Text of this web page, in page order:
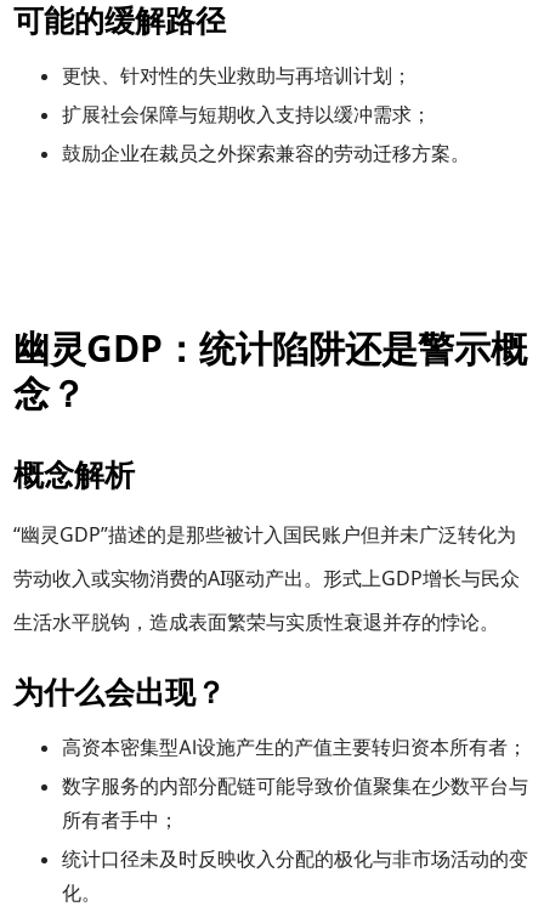
可能的缓解路径
更快、针对性的失业救助与再培训计划；
扩展社会保障与短期收入支持以缓冲需求；
鼓励企业在裁员之外探索兼容的劳动迁移方案。
幽灵GDP：统计陷阱还是警示概
念？
概念解析
“幽灵GDP”描述的是那些被计入国民账户但并未广泛转化为
劳动收入或实物消费的AI驱动产出。形式上GDP增长与民众
生活水平脱钩，造成表面繁荣与实质性衰退并存的悖论。
为什么会出现？
高资本密集型AI设施产生的产值主要转归资本所有者；
数字服务的内部分配链可能导致价值聚集在少数平台与
所有者手中；
统计口径未及时反映收入分配的极化与非市场活动的变
化。